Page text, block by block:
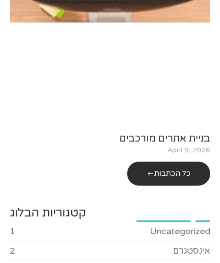
בניית אתרים מורכבים
April 9, 2026
כל הכתבות
קטגוריות הבלוג
Uncategorized
1
אינסטגרם
2